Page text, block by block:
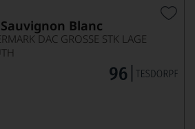
Blanc
DAC GROSSE STK LAGE